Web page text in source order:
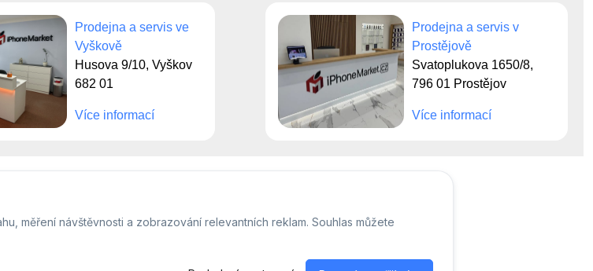
měření návštěvnosti a zobrazování relevantních reklam. Souhlas můžete
Prodejna a servis ve
Vyškově
Husova 9/10, Vyškov
682 01
Více informací
Prodejna a servis v
Prostějově
Svatoplukova 1650/8,
796 01 Prostějov
Více informací